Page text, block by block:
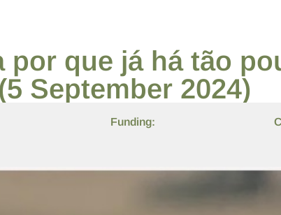
por que já há tão
September 2024)
Funding: